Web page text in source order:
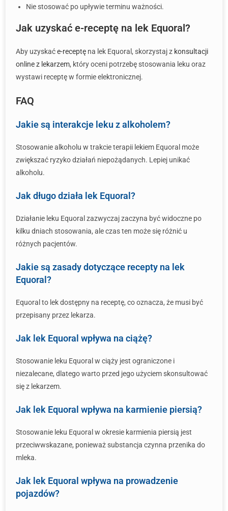
Nie stosować po upływie terminu ważności.
Jak uzyskać e-receptę na lek Equoral?
Aby uzyskaće-receptę na lek Equoral, skorzystaj z konsultacji
online z lekarzem, który oceni potrzebę stosowania leku oraz
wystawi receptę w formie elektronicznej.
FAQ
Jakie są interakcje leku z alkoholem?
Stosowanie alkoholu w trakcie terapii lekiem Equoral może
zwiększać ryzyko działań niepożądanych. Lepiej unikać
alkoholu.
Jak długo działa lek Equoral?
Działanie leku Equoral zazwyczaj zaczyna być widoczne po
kilku dniach stosowania, ale czas ten może się różnić u
różnych pacjentów.
Jakie są zasady dotyczące recepty na lek
Equoral?
Equoral to lek dostępny na receptę, co oznacza, że musi być
przepisany przez lekarza.
Jak lek Equoral wpływa na ciążę?
Stosowanie leku Equoral w ciąży jest ograniczone i
niezalecane, dlatego warto przed jego użyciem skonsultować
się z lekarzem.
Jak lek Equoral wpływa na karmienie piersią?
Stosowanie leku Equoral w okresie karmienia piersią jest
przeciwwskazane, ponieważ substancja czynna przenika do
mleka.
Jak lek Equoral wpływa na prowadzenie
pojazdów?